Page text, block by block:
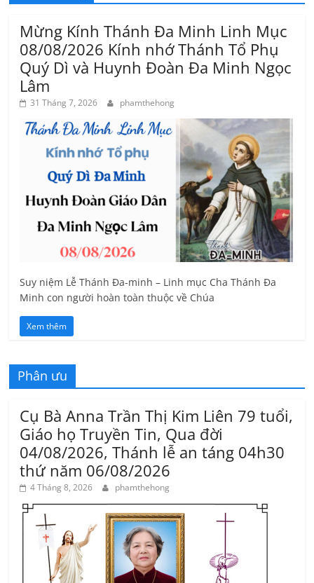
Mừng Kính Thánh Đa Minh Linh Mục
08/08/2026 Kính nhớ Thánh Tổ Phụ
Quý Dì và Huynh Đoàn Đa Minh Ngọc
Lâm
31 Tháng 7, 2026 phamthehong
Suy niệm Lễ Thánh Đa-minh – Linh mục Cha Thánh Đa
Minh con người hoàn toàn thuộc về Chúa
Xem thêm
Phân ưu
Cụ Bà Anna Trần Thị Kim Liên 79 tuổi,
Giáo họ Truyền Tin, Qua đời
04/08/2026, Thánh lễ an táng 04h30
thứ năm 06/08/2026
4 Tháng 8, 2026 phamthehong